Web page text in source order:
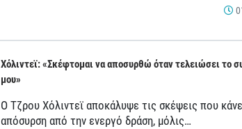
Χόλιντεϊ: «Σκέφτομαι να αποσυρθώ όταν τελειώσει το
μου»
Ο Τζρου Χόλιντεϊ αποκάλυψε τις σκέψεις που
απόσυρση από την ενεργό δράση, μόλις…